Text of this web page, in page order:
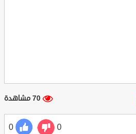
70 مشاهدة
0
0